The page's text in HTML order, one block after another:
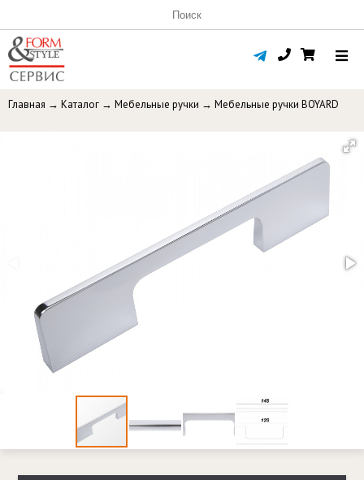
Главная → Каталог → Мебельные ручки → Мебельные ручки BOYARD